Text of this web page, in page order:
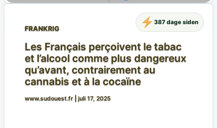
FRANKRIG
Les Français perçoivent le tabac
et l’alcool comme plus dangereux
qu’avant, contrairement au
cannabis et à la cocaïne
www.sudouest.fr juli 17, 2025
387 dage siden